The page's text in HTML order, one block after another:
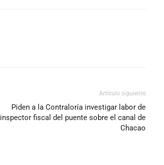
Artículo siguiente
Piden a la Contraloría investigar labor de
inspector fiscal del puente sobre el canal de
Chacao